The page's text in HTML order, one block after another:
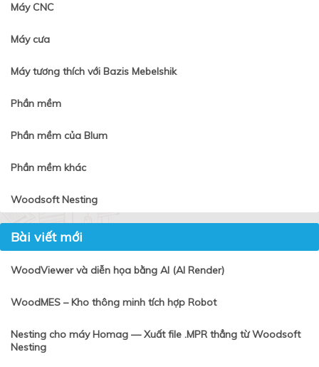
Máy CNC
Máy cưa
Máy tương thích với Bazis Mebelshik
Phần mềm
Phần mềm của Blum
Phần mềm khác
Woodsoft Nesting
Bài viết mới
WoodViewer và diễn họa bằng AI (AI Render)
WoodMES – Kho thông minh tích hợp Robot
Nesting cho máy Homag — Xuất file .MPR thẳng từ Woodsoft
Nesting